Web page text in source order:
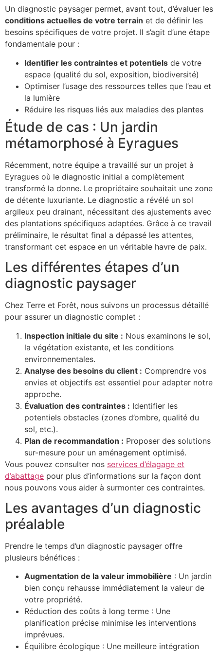
Un diagnostic paysager permet, avant tout, d’évaluer les
conditions actuelles de votre terrain et de définir les
besoins spécifiques de votre projet. Il s’agit d’une étape
fondamentale pour :
Identifier les contraintes et potentiels de votre
espace (qualité du sol, exposition, biodiversité)
Optimiser l’usage des ressources telles que l’eau et
la lumière
Réduire les risques liés aux maladies des plantes
Étude de cas : Un jardin
métamorphosé à Eyragues
Récemment, notre équipe a travaillé sur un projet à
Eyragues où le diagnostic initial a complètement
transformé la donne. Le propriétaire souhaitait une zone
de détente luxuriante. Le diagnostic a révélé un sol
argileux peu drainant, nécessitant des ajustements avec
des plantations spécifiques adaptées. Grâce à ce travail
préliminaire, le résultat final a dépassé les attentes,
transformant cet espace en un véritable havre de paix.
Les différentes étapes d’un
diagnostic paysager
Chez Terre et Forêt, nous suivons un processus détaillé
pour assurer un diagnostic complet :
Inspection initiale du site : Nous examinons le sol,
la végétation existante, et les conditions
environnementales.
Analyse des besoins du client : Comprendre vos
envies et objectifs est essentiel pour adapter notre
approche.
Évaluation des contraintes : Identifier les
potentiels obstacles (zones d’ombre, qualité du
sol, etc.).
Plan de recommandation : Proposer des solutions
sur-mesure pour un aménagement optimisé.
Vous pouvez consulter nos services d’élagage et
d’abattage pour plus d’informations sur la façon dont
nous pouvons vous aider à surmonter ces contraintes.
Les avantages d’un diagnostic
préalable
Prendre le temps d’un diagnostic paysager offre
plusieurs bénéfices :
Augmentation de la valeur immobilière : Un jardin
bien conçu rehausse immédiatement la valeur de
votre propriété.
Réduction des coûts à long terme : Une
planification précise minimise les interventions
imprévues.
Équilibre écologique : Une meilleure intégration